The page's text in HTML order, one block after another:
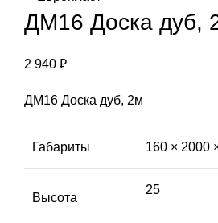
ДМ16 Доска дуб,
2 940 ₽
ДМ16 Доска дуб, 2м
Габариты 160 × 2000
Высота
25